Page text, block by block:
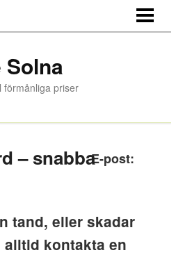
Solna
förmånliga priser
– snabba
tand, eller skadar
kontakta en
E-post: